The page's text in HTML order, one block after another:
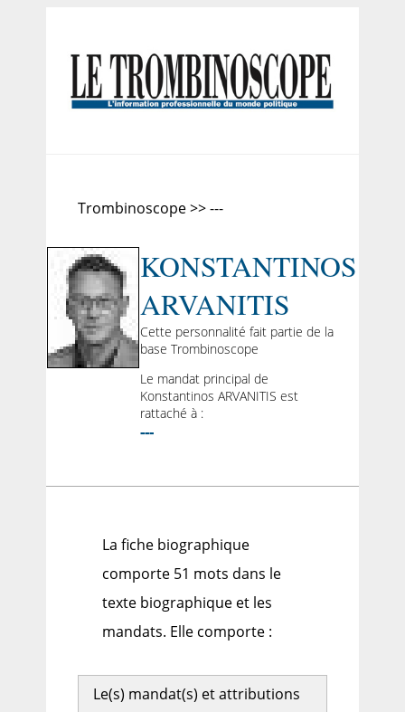
Trombinoscope >> ---
KONSTANTINOS
ARVANITIS
Cette personnalité fait partie de la
base Trombinoscope
Le mandat principal de
Konstantinos ARVANITIS est
rattaché à :
---
La fiche biographique
comporte 51 mots dans le
texte biographique et les
mandats. Elle comporte :
Le(s) mandat(s) et attributions